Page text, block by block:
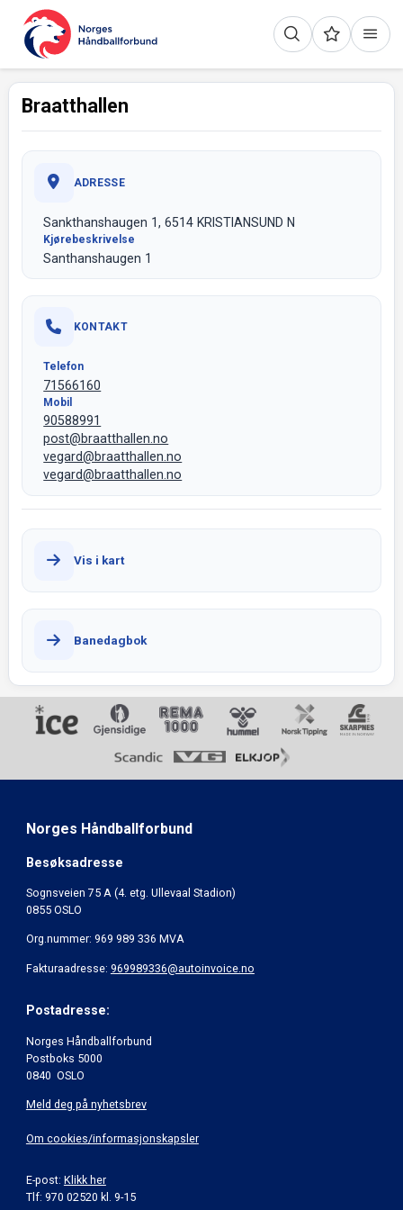
Braatthallen
ADRESSE
Sankthanshaugen 1, 6514 KRISTIANSUND N
Kjørebeskrivelse
Santhanshaugen 1
KONTAKT
Telefon
71566160
Mobil
90588991
post@braatthallen.no
vegard@braatthallen.no
vegard@braatthallen.no
Vis i kart
Banedagbok
Norges Håndballforbund
Besøksadresse
Sognsveien 75 A (4. etg. Ullevaal Stadion)
0855 OSLO
Org.nummer: 969 989 336 MVA
Fakturaadresse: 969989336@autoinvoice.no
Postadresse:
Norges Håndballforbund
Postboks 5000
0840 OSLO
Meld deg på nyhetsbrev
Om cookies/informasjonskapsler
E-post: Klikk her
Tlf: 970 02520 kl. 9-15